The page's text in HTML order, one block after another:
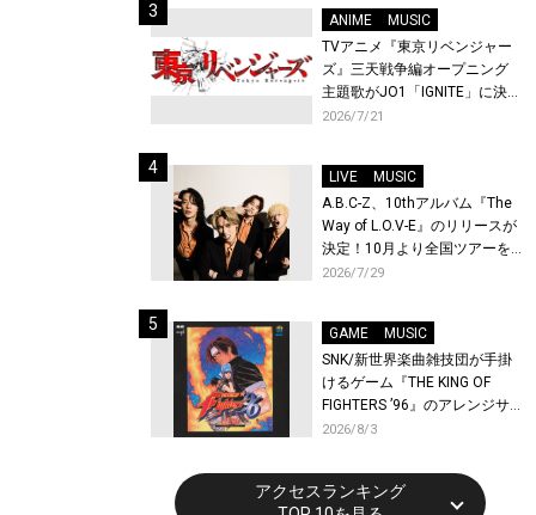
ANIME
MUSIC
TVアニメ『東京リベンジャー
ズ』三天戦争編オープニング
主題歌がJO1「IGNITE」に決
定！メンバー全員から喜びと
先行上映会を開催！
2026/7/21
LIVE
MUSIC
A.B.C-Z、10thアルバム『The
Way of L.O.V-E』のリリースが
決定！10月より全国ツアーを
開催！
2026/7/29
GAME
MUSIC
SNK/新世界楽曲雑技団が手掛
けるゲーム『THE KING OF
FIGHTERS ’96』のアレンジサ
ウンドトラックが配信開始！
2026/8/3
アクセスランキング